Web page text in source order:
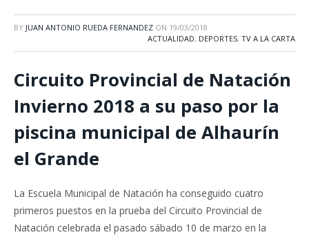
BY JUAN ANTONIO RUEDA FERNANDEZ ON 19/03/2018
ACTUALIDAD, DEPORTES, TV A LA CARTA
Circuito Provincial de Natación
Invierno 2018 a su paso por la
piscina municipal de Alhaurín
el Grande
La Escuela Municipal de Natación ha conseguido cuatro
primeros puestos en la prueba del Circuito Provincial de
Natación celebrada el pasado sábado 10 de marzo en la